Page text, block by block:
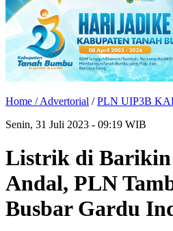
Home /Advertorial /PLN UIP3B
Senin, 31 Juli 2023 - 09:19 WIB
Listrik di
Andal, PLN
Busbar Gardu